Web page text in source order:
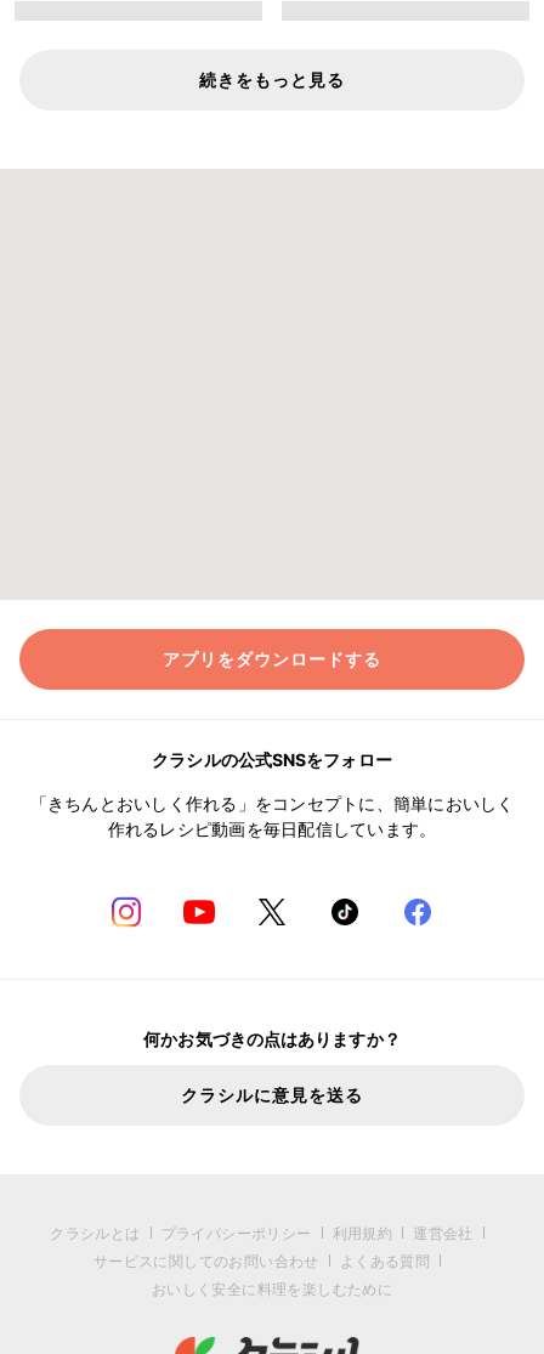
続きをもっと見る
アプリをダウンロードする
クラシルの公式SNSをフォロー
「きちんとおいしく作れる」をコンセプトに、簡単においしく
作れるレシピ動画を毎日配信しています。
何かお気づきの点はありますか？
クラシルに意見を送る
クラシルとは プライバシーポリシー 利用規約
運営会社
サービスに関してのお問い合わせ
よくある質問
おいしく安全に料理を楽しむために